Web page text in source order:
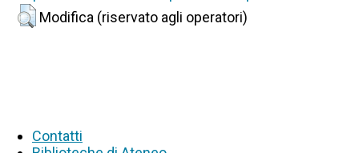
Modifica (riservato agli operatori)
Contatti